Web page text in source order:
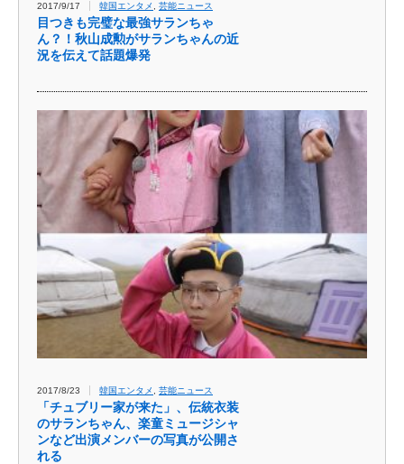
2017/9/17 韓国エンタメ 芸能ニュース
目つきも完璧な最強サランちゃ
ん？！秋山成勲がサランちゃんの近
況を伝えて話題爆発
2017/8/23 韓国エンタメ 芸能ニュース
「チュブリー家が来た」、伝統衣装
のサランちゃん、楽童ミュージシャ
ンなど出演メンバーの写真が公開さ
れる